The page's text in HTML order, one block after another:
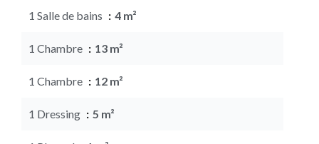
1 Salle de bains 4 m²
1 Chambre 13 m²
1 Chambre 12 m²
1 Dressing 5 m²